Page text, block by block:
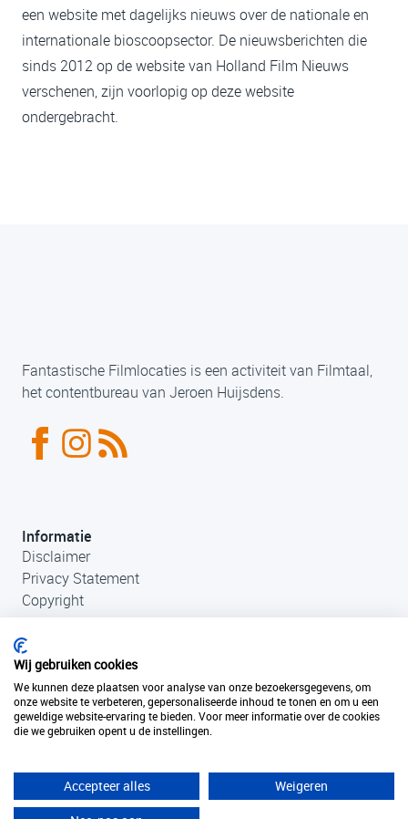
een website met dagelijks nieuws over de nationale en
internationale bioscoopsector. De nieuwsberichten die
sinds 2012 op de website van Holland Film Nieuws
verschenen, zijn voorlopig op deze website
ondergebracht.
Fantastische Filmlocaties is een activiteit van Filmtaal,
het contentbureau van Jeroen Huijsdens.
Informatie
Disclaimer
Privacy Statement
Copyright
Contact
info@fantastischefilmlocaties.nl
KvK Filmtaal 34120749
Wij gebruiken cookies
We kunnen deze plaatsen voor analyse van onze bezoekersgegevens, om
onze website te verbeteren, gepersonaliseerde inhoud te tonen en om u een
geweldige website-ervaring te bieden. Voor meer informatie over de cookies
die we gebruiken opent u de instellingen.
Accepteer alles
Weigeren